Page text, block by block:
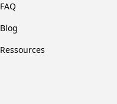
FAQ
Blog
Ressources